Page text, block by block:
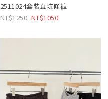
2511024套裝直坑條褲
1250
1050